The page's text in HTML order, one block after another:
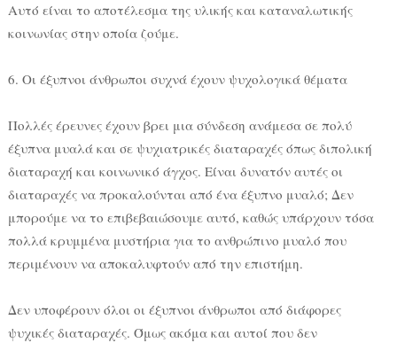
Αυτό είναι το αποτέλεσμα της υλικής και καταναλωτικής
κοινωνίας στην οποία ζούμε.
6. Οι έξυπνοι άνθρωποι συχνά έχουν ψυχολογικά θέματα
Πολλές έρευνες έχουν βρει μια σύνδεση ανάμεσα σε πολύ
έξυπνα μυαλά και σε ψυχιατρικές διαταραχές όπως διπολική
διαταραχή και κοινωνικό άγχος. Είναι δυνατόν αυτές οι
διαταραχές να προκαλούνται από ένα έξυπνο μυαλό; Δεν
μπορούμε να το επιβεβαιώσουμε αυτό, καθώς υπάρχουν τόσα
πολλά κρυμμένα μυστήρια για το ανθρώπινο μυαλό που
περιμένουν να αποκαλυφτούν από την επιστήμη.
Δεν υποφέρουν όλοι οι έξυπνοι άνθρωποι από διάφορες
ψυχικές διαταραχές. Όμως ακόμα και αυτοί που δεν